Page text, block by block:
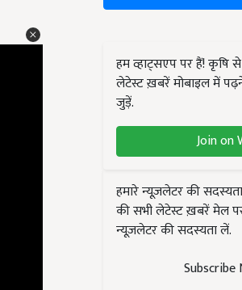
हम व्हाट्सएप पर हैं! कृषि
लेटेस्ट ख़बरें मोबाइल में
जुड़ें.
Join on
हमारे न्यूज़लेटर की
की सभी लेटेस्ट ख़बरें मेल
न्यूज़लेटर की सदस्यता लें.